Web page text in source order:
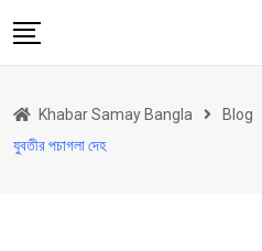
to
উত্তরবঙ্গ
Khabar Samay Bangla Blog
যুবতীর পচাগলা দেহ